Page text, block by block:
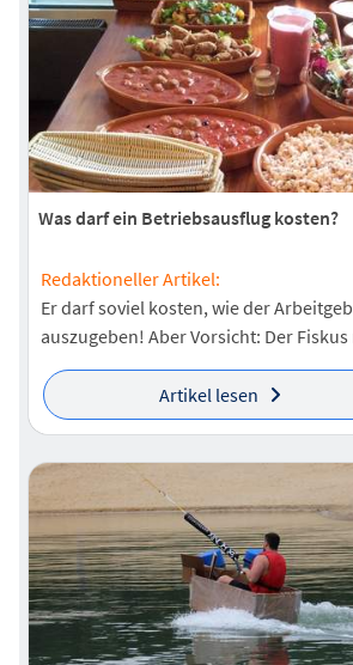
Was darf ein Betriebsausflug kosten?
Redaktioneller Artikel:
Er darf soviel kosten, wie der
auszugeben! Aber Vorsicht: Der
Artikel lesen